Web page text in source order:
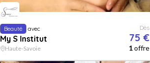
Beauté avec
My S Institut
Dès
75 €
Haute-Savoie 1offre